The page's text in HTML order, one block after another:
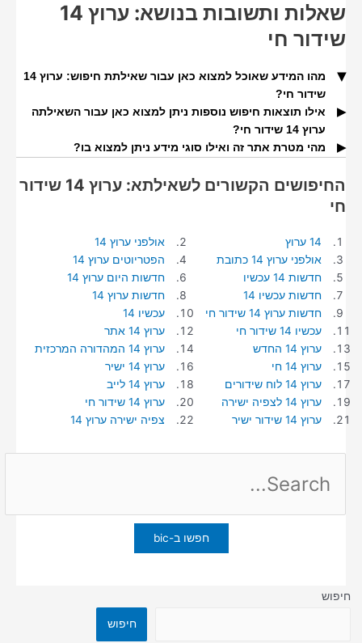
שאלות ותשובות בנושא: ערוץ 14
שידור חי
מהו המידע שאוכל למצוא כאן עבור שאילתת חיפוש: ערוץ 14
שידור חי?
בעמוד זה מוצגות תוצאות חיפוש עבור השאילתה.
אילו תוצאות חיפוש נוספות ניתן למצוא כאן עבור השאילתה
ערוץ 14 שידור חי?
וגם תמצאו בדף זה תמונות העונות על שאילתת החיפוש.
מהי מטרת אתר זה ואילו סוגי מידע ניתן למצוא בו?
פופולריים.
החיפושים הקשורים לשאילתא: ערוץ 14 שידור
חי
14 ערוץ
אולפני ערוץ 14
אולפני ערוץ 14 כתובת
הפטריוטים ערוץ 14
חדשות 14 עכשיו
חדשות היום ערוץ 14
חדשות עכשיו 14
חדשות ערוץ 14
חדשות ערוץ 14 שידור חי
עכשיו 14
עכשיו 14 שידור חי
ערוץ 14 אתר
ערוץ 14 החדש
ערוץ 14 המהדורה המרכזית
ערוץ 14 חי
ערוץ 14 ישיר
ערוץ 14 לוח שידורים
ערוץ 14 לייב
ערוץ 14 לצפיה ישירה
ערוץ 14 שידור חי
ערוץ 14 שידור ישיר
צפיה ישירה ערוץ 14
for:
חיפוש
חיפוש